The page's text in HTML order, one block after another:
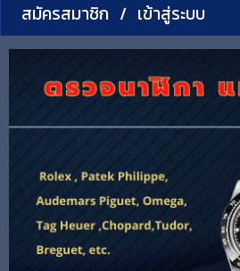
เข้าสู่ระบบ
/
สมัครสมาชิก